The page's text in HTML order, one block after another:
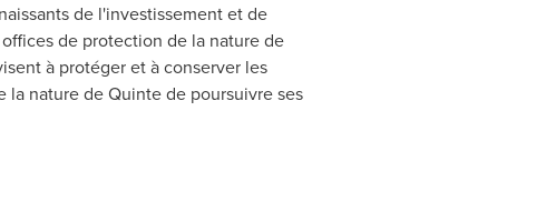
de l'investissement et de
de protection de la nature de
à protéger et à conserver les
la nature deQuinte depoursuivre ses